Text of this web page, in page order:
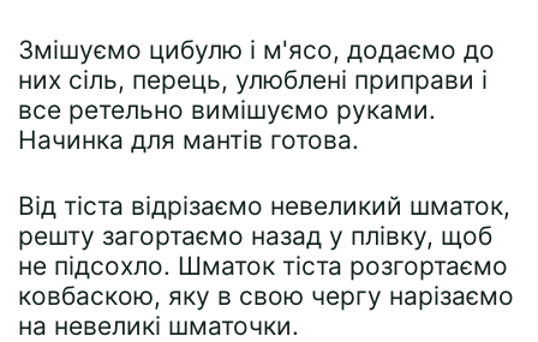
Змішуємо цибулю і м'ясо, додаємо до
них сіль, перець, улюблені приправи і
все ретельно вимішуємо руками.
Начинка для мантів готова.
Від тіста відрізаємо невеликий шматок,
решту загортаємо назад у плівку, щоб
не підсохло. Шматок тіста розгортаємо
ковбаскою, яку в свою чергу нарізаємо
на невеликі шматочки.